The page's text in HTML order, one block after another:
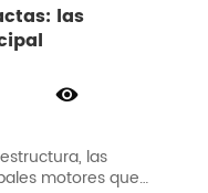
las

las
motores que